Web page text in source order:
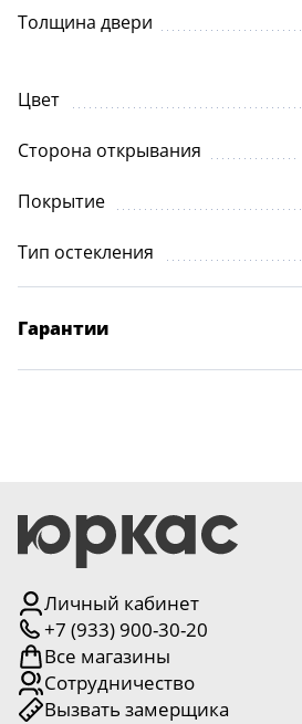
Толщина двери
Цвет
Сторона открывания
Покрытие
Тип остекления
Гарантии
Личный кабинет
+7 (933) 900-30-20
Все магазины
Сотрудничество
Вызвать замерщика